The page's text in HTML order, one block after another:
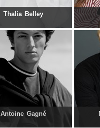
Thalia Belley
Antoine Gagné